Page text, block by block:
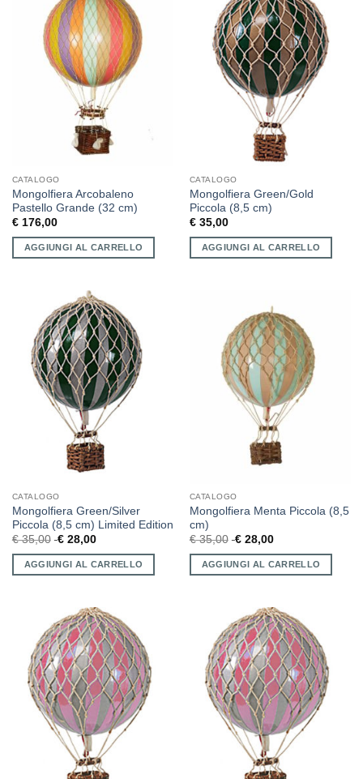
CATALOGO
Mongolfiera Arcobaleno
Pastello Grande (32 cm)
€176,00
AGGIUNGI AL CARRELLO
CATALOGO
Mongolfiera Green/Gold
Piccola (8,5 cm)
€35,00
AGGIUNGI AL CARRELLO
CATALOGO
Mongolfiera Green/Silver
Piccola (8,5 cm) Limited Edition
€35,00 €28,00
AGGIUNGI AL CARRELLO
CATALOGO
Mongolfiera Menta Piccola (8,5
cm)
€35,00 €28,00
AGGIUNGI AL CARRELLO